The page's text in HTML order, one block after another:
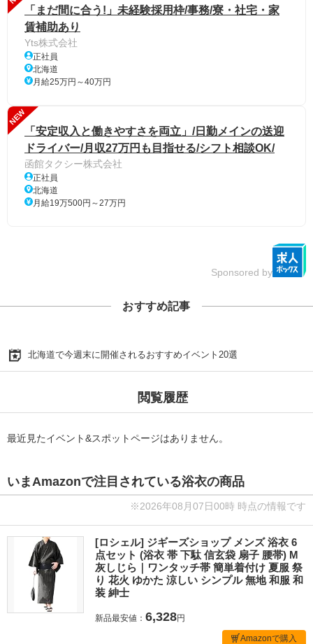
「まだ間に合う!」未経験採用枠/事務/寮・社宅・家
賃補助あり
Yts株式会社
正社員
北海道
月給25万円～40万円
NEW
「安定収入と働きやすさを両立」/日勤メインの送迎
ドライバー/月収27万円も目指せる/シフト相談OK/
函館タクシー株式会社
正社員
北海道
月給19万500円～27万円
Sponsored by
おすすめ記事
北海道で今週末に開催されるおすすめイベント20選
閲覧履歴
最近見たイベント&スポットページはありません。
いまAmazonで注目されている浴衣の商品
※2026年08月07日00時 時点の情報です
[ロシェル] ジギーズショップ メンズ 浴衣 6
点セット (浴衣 帯 下駄 信玄袋 扇子 腰帯) M
灰しじら｜ワンタッチ帯 簡単着付け 夏服 祭
り 花火 ゆかた 涼しい シンプル 無地 和服 和
装 紳士
新品最安値： 6,328円
Amazonで購入